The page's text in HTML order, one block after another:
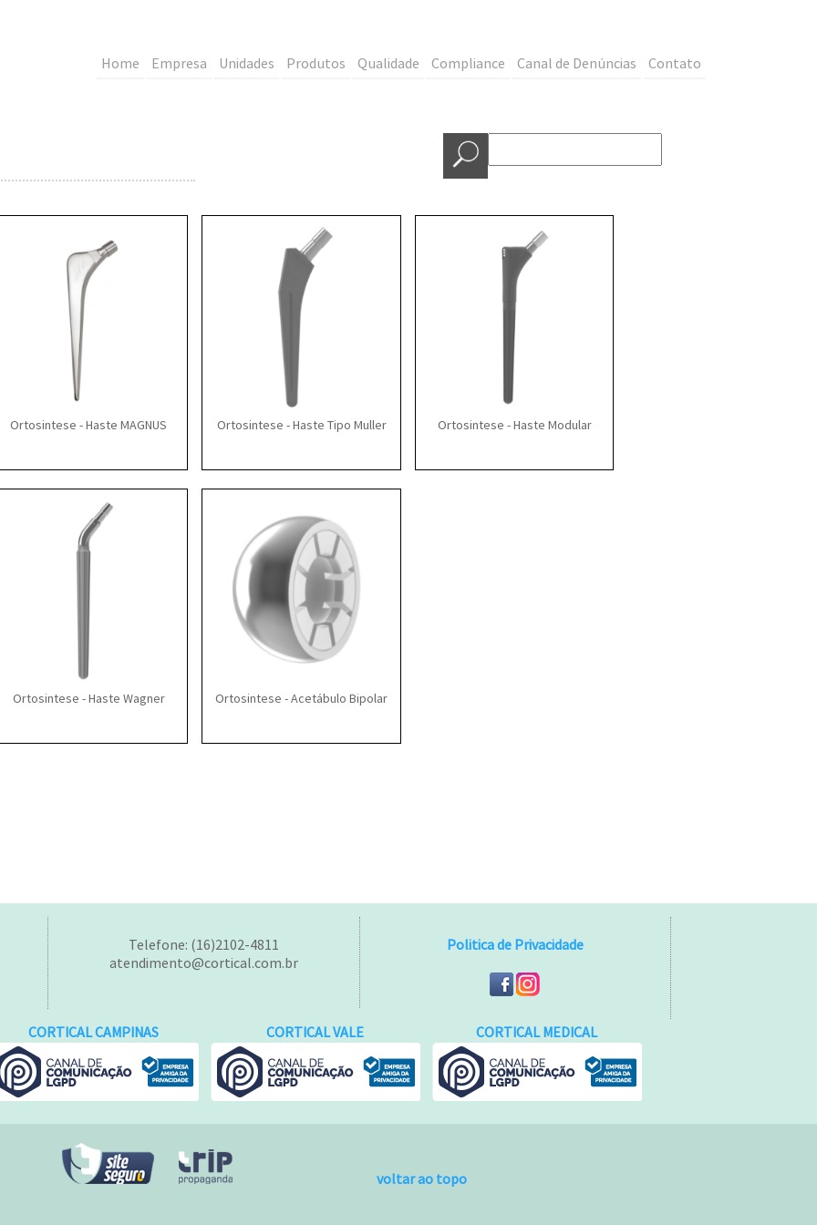
Home Empresa Unidades Produtos Qualidade Compliance Canal de Denúncias Contato
Ortosintese - Haste MAGNUS Ortosintese - Haste Tipo Muller Ortosintese - Haste Modular
Ortosintese - Haste Wagner Ortosintese - Acetábulo Bipolar
Telefone: (16)2102-4811
atendimento@cortical.com.br
Politica de Privacidade
CORTICAL CAMPINAS CORTICAL VALE CORTICAL MEDICAL
voltar ao topo